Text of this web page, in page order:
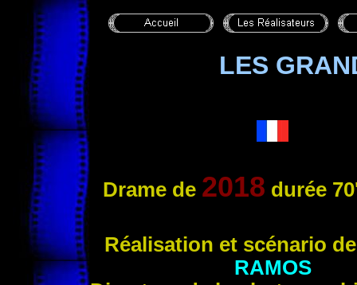
LES
Drame de 2018 durée
Réalisation et scénario
RAMOS